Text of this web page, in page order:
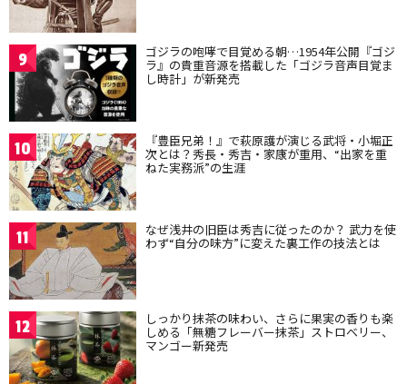
9 ゴジラの咆哮で目覚める朝…1954年公開『ゴジ
ラ』の貴重音源を搭載した「ゴジラ音声目覚ま
し時計」が新発売
10 『豊臣兄弟！』で萩原護が演じる武将・小堀正
次とは？秀長・秀吉・家康が重用、“出家を重
ねた実務派”の生涯
11 なぜ浅井の旧臣は秀吉に従ったのか？ 武力を使
わず“自分の味方”に変えた裏工作の技法とは
12 しっかり抹茶の味わい、さらに果実の香りも楽
しめる「無糖フレーバー抹茶」ストロベリー、
マンゴー新発売